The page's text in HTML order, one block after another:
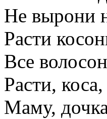
Не вырони
Расти
Все
Расти,
Маму,